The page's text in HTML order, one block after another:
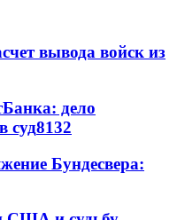
вывода войск из
дело
суд8132
Бундесвера: